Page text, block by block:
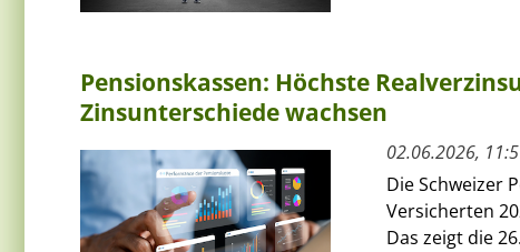
Pensionskassen: Höchste
Zinsunterschiede wachsen
02.06.2026,
Die Schweizer
Versicherten
Das zeigt die